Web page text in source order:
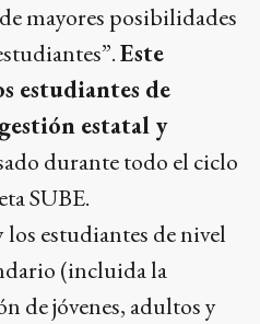
mayores posibilidades
Este
estudiantes de
estatal y
durante todo el ciclo
SUBE.
estudiantes de nivel
(incluida la
de jóvenes, adultos y